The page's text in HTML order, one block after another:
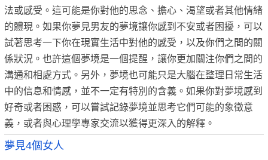
法或感受。這可能是你對他的思念、擔心、渴望或者其他情緒
的體現。如果你夢見男友的夢境讓你感到不安或者困擾，可以
試著思考一下你在現實生活中對他的感受，以及你們之間的關
係狀況。也許這個夢境是一個提醒，讓你更加關注你們之間的
溝通和相處方式。另外，夢境也可能只是大腦在整理日常生活
中的信息和情感，並不一定有特別的含義。如果你對夢境感到
好奇或者困惑，可以嘗試記錄夢境並思考它們可能的象徵意
義，或者與心理學專家交流以獲得更深入的解釋。
夢見4個女人